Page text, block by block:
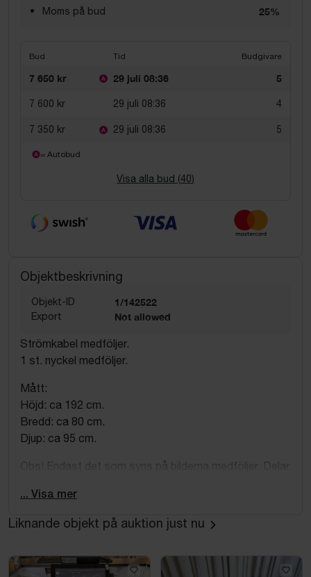
Moms på bud 25%
Bud Tid Budgivare
7 650 kr 29 juli 08:36 5
7 600 kr 29 juli 08:36 4
7 350 kr 29 juli 08:36 5
= Autobud
Visa alla bud (40)
Objektbeskrivning
Objekt-ID 1/142522
Export Not allowed
Strömkabel medföljer.
1 st. nyckel medföljer.
Mått:
Höjd: ca 192 cm.
Bredd: ca 80 cm.
Djup: ca 95 cm.
Obs! Endast det som syns på bilderna medföljer. Delar
... Visa mer
Liknande objekt på auktion just nu